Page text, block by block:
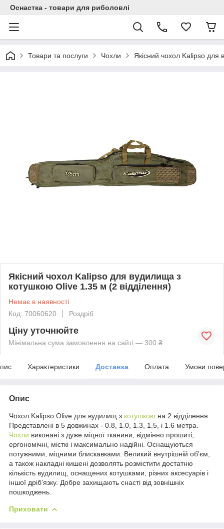
Оснастка - товари для риболовлі
Товари та послуги Чохли Якісний чохол Kalipso для
Якісний чохол Kalipso для вудилища з
котушкою Olive 1.35 м (2 відділення)
Немає в наявності
Код: 70060620
Роздріб
Ціну уточнюйте
Мінімальна сума замовлення на сайті — 300 ₴
Характеристики Доставка Оплата Умови
Опис
Чохол Kalipso Olive для вудилищ з котушкою на 2 відділення.
Представлені в 5 довжинах - 0.8, 1.0, 1.3, 1.5, і 1.6 метра.
Чохли виконані з дуже міцної тканини, відмінно прошиті,
ергономічні, місткі і максимально надійні. Оснащуються
потужними, міцними блискавками. Великий внутрішній об'єм,
а також накладні кишені дозволять розмістити достатню
кількість вудилищ, оснащених котушками, різних аксесуарів і
іншої дріб'язку. Добре захищають снасті від зовнішніх
пошкоджень.
Приховати